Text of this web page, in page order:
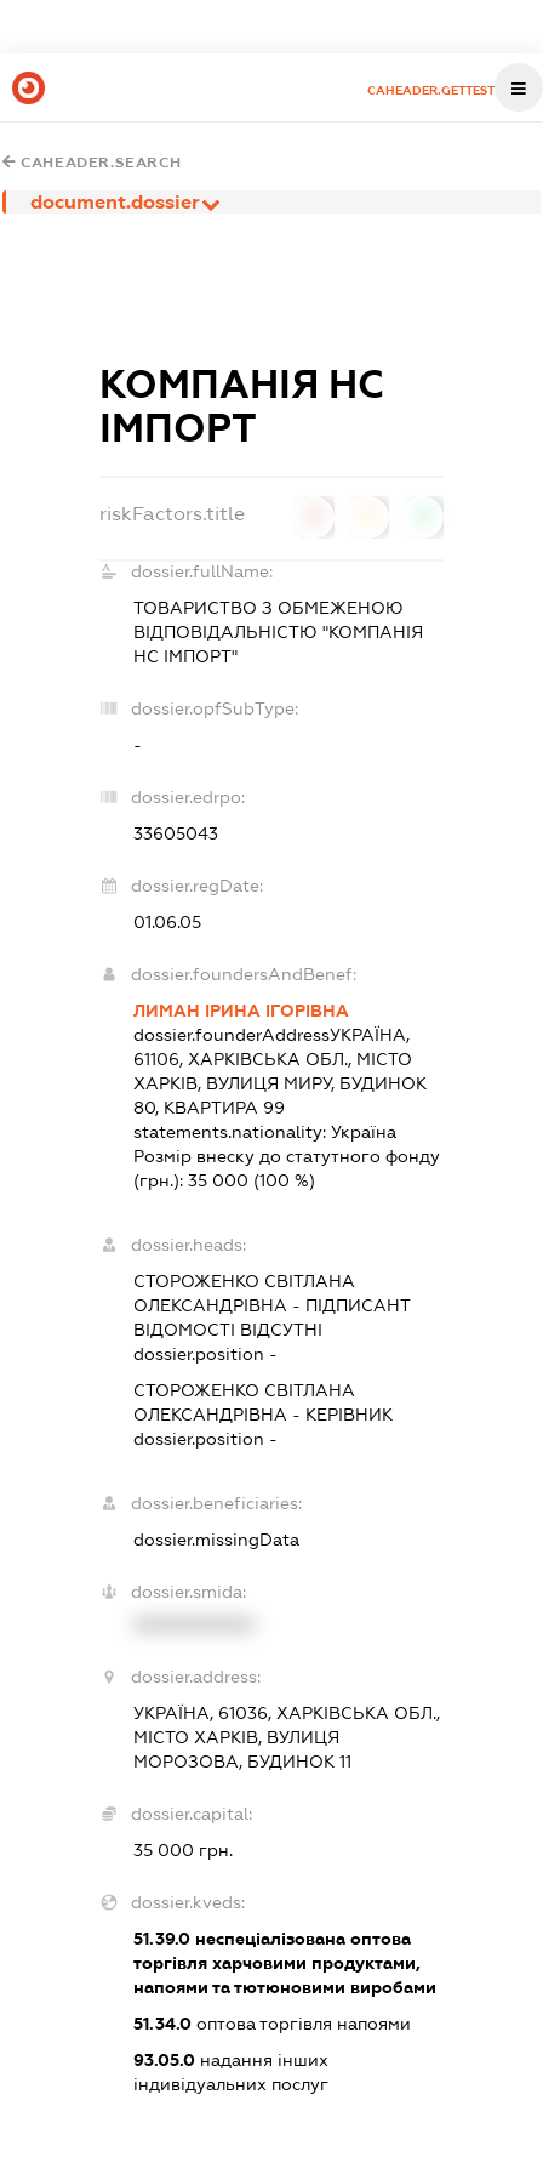
CAHEADER.GETTEST
CAHEADER.SEARCH
document.dossier
КОМПАНІЯ НС
ІМПОРТ
riskFactors.title
dossier.fullName:
ТОВАРИСТВО З ОБМЕЖЕНОЮ
ВІДПОВІДАЛЬНІСТЮ "КОМПАНІЯ
НС ІМПОРТ"
dossier.opfSubType:
-
dossier.edrpo:
33605043
dossier.regDate:
01.06.05
dossier.foundersAndBenef:
ЛИМАН ІРИНА ІГОРІВНА
dossier.founderAddressУКРАЇНА,
61106, ХАРКІВСЬКА ОБЛ., МІСТО
ХАРКІВ, ВУЛИЦЯ МИРУ, БУДИНОК
80, КВАРТИРА 99
statements.nationality: Україна
Розмір внеску до статутного фонду
(грн.): 35 000 (100 %)
dossier.heads:
СТОРОЖЕНКО СВІТЛАНА
ОЛЕКСАНДРІВНА - ПІДПИСАНТ
ВІДОМОСТІ ВІДСУТНІ
dossier.position -
СТОРОЖЕНКО СВІТЛАНА
ОЛЕКСАНДРІВНА - КЕРІВНИК
dossier.position -
dossier.beneficiaries:
dossier.missingData
dossier.smida:
dossier.address:
УКРАЇНА, 61036, ХАРКІВСЬКА ОБЛ.,
МІСТО ХАРКІВ, ВУЛИЦЯ
МОРОЗОВА, БУДИНОК 11
dossier.capital:
35 000 грн.
dossier.kveds:
51.39.0неспеціалізована оптова
торгівля харчовими продуктами,
напоями та тютюновими виробами
51.34.0оптова торгівля напоями
93.05.0надання інших
індивідуальних послуг